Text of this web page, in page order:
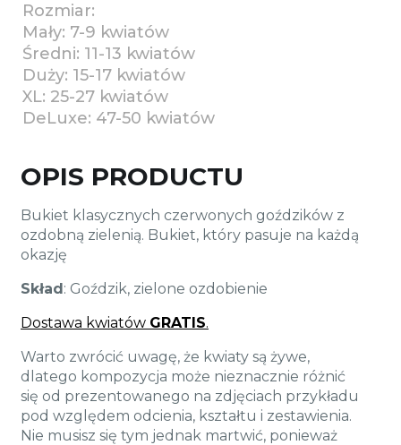
Rozmiar:
Mały: 7-9 kwiatów
Średni: 11-13 kwiatów
Duży: 15-17 kwiatów
XL: 25-27 kwiatów
DeLuxe: 47-50 kwiatów
OPIS PRODUCTU
Bukiet klasycznych czerwonych goździków z
ozdobną zielenią. Bukiet, który pasuje na każdą
okazję
Skład: Goździk, zielone ozdobienie
Dostawa kwiatów GRATIS.
Warto zwrócić uwagę, że kwiaty są żywe,
dlatego kompozycja może nieznacznie różnić
się od prezentowanego na zdjęciach przykładu
pod względem odcienia, kształtu i zestawienia.
Nie musisz się tym jednak martwić, ponieważ